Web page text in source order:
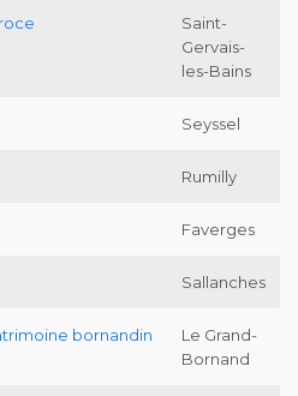
Saint-
Gervais-
les-Bains
Seyssel
Rumilly
Faverges
Sallanches
bornandin
Le Grand-
Bornand